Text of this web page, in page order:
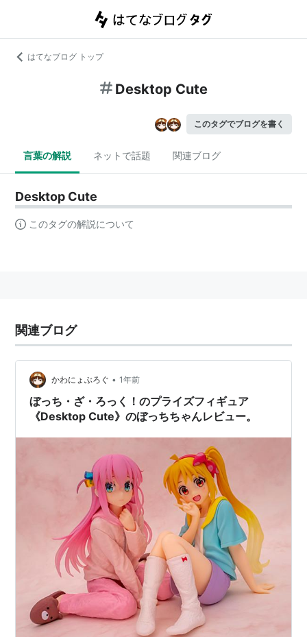
はてなブログ トップ
Desktop Cute
このタグでブログを書く
言葉の解説 ネットで話題 関連ブログ
Desktop Cute
このタグの解説について
関連ブログ
かわにょぶろぐ • 1年前
ぼっち・ざ・ろっく！のプライズフィギュア
《Desktop Cute》のぼっちちゃんレビュー。